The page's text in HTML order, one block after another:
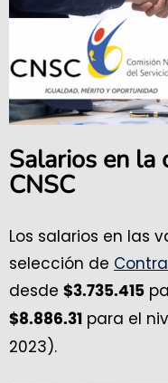
Salarios en la
CNSC
Los salarios en las
selección de
desde $3.735.415
$8.886.31 para el
2023).